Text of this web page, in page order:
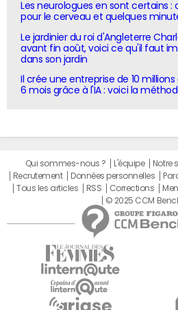
Les neurologues en sont certains
pour le cerveau et quelques
Le jardinier du roi d'Angleterre
avant fin août, voici ce qu'il faut
dans son jardin
Il crée une entreprise de 10
6 mois grâce à l'IA : voici la
Qui sommes-nous ? L'équipe Notre
Recrutement
Données personnelles
Tous les articles
RSS Corrections
© 2025 CCM